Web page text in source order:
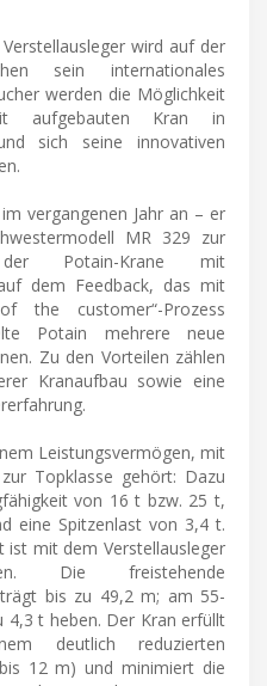
wird auf der
sein internationales
werden die Möglichkeit
aufgebauten Kran in
sich seine innovativen
vergangenen Jahr an – er
MR 329 zur
Potain-Krane mit
dem Feedback, das mit
the customer“-Prozess
Potain mehrere neue
Zu den Vorteilen zählen
Kranaufbau sowie eine
Leistungsvermögen, mit
Topklasse gehört: Dazu
von 16 t bzw. 25 t,
eine Spitzenlast von 3,4 t.
ist mit dem Verstellausleger
Die freistehende
bis zu 49,2 m; am 55-
4,3 t heben. Der Kran erfüllt
deutlich reduzierten
12 m) und minimiert die